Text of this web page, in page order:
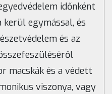
időnként
egymással, és
és az
macskák és a védett
viszonya, vagy